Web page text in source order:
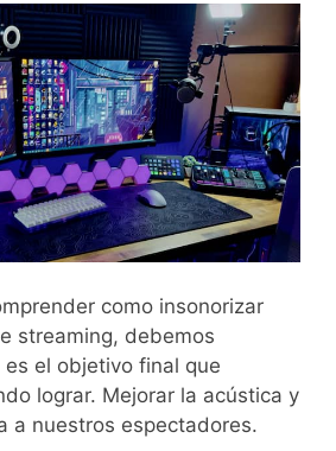
como insonorizar
streaming, debemos
el objetivo final que
lograr. Mejorar la acústica y
a nuestros espectadores.